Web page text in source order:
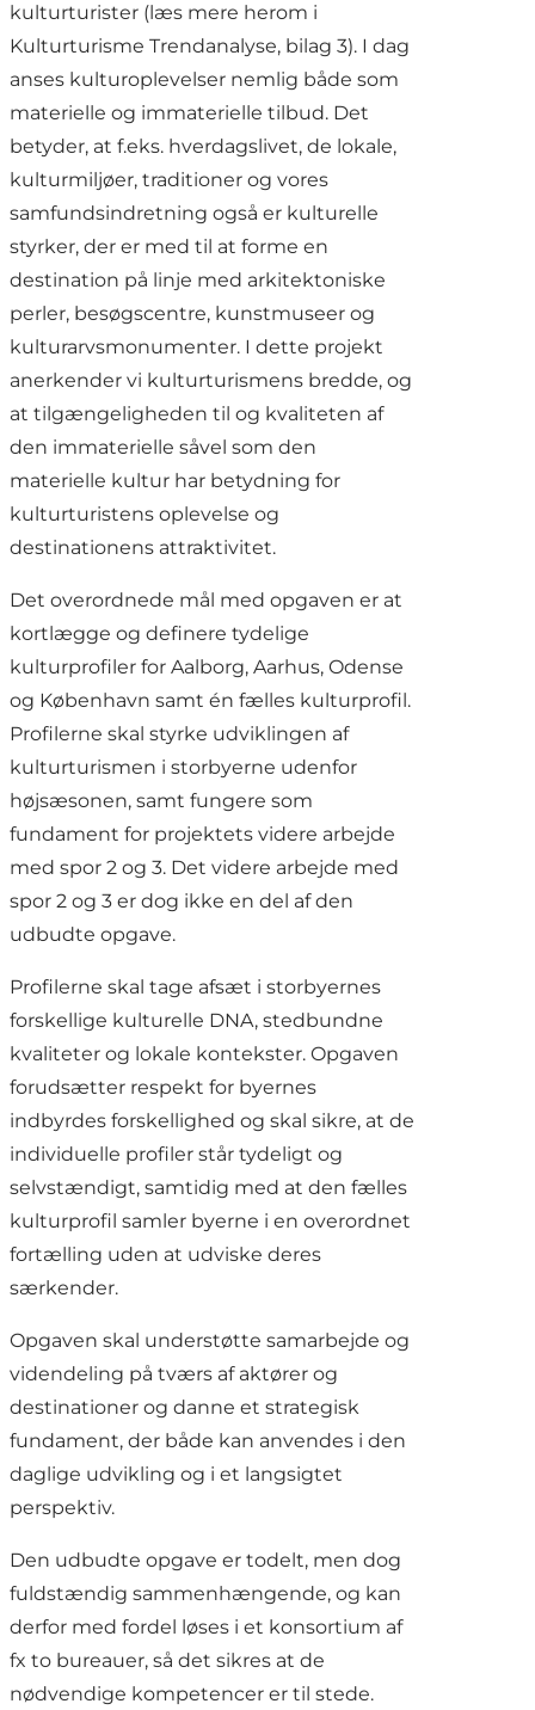
kulturturister (læs mere herom i
Kulturturisme Trendanalyse, bilag 3). I dag
anses kulturoplevelser nemlig både som
materielle og immaterielle tilbud. Det
betyder, at f.eks. hverdagslivet, de lokale,
kulturmiljøer, traditioner og vores
samfundsindretning også er kulturelle
styrker, der er med til at forme en
destination på linje med arkitektoniske
perler, besøgscentre, kunstmuseer og
kulturarvsmonumenter. I dette projekt
anerkender vi kulturturismens bredde, og
at tilgængeligheden til og kvaliteten af
den immaterielle såvel som den
materielle kultur har betydning for
kulturturistens oplevelse og
destinationens attraktivitet.
Det overordnede mål med opgaven er at
kortlægge og definere tydelige
kulturprofiler for Aalborg, Aarhus, Odense
og København samt én fælles kulturprofil.
Profilerne skal styrke udviklingen af
kulturturismen i storbyerne udenfor
højsæsonen, samt fungere som
fundament for projektets videre arbejde
med spor 2 og 3. Det videre arbejde med
spor 2 og 3 er dog ikke en del af den
udbudte opgave.
Profilerne skal tage afsæt i storbyernes
forskellige kulturelle DNA, stedbundne
kvaliteter og lokale kontekster. Opgaven
forudsætter respekt for byernes
indbyrdes forskellighed og skal sikre, at de
individuelle profiler står tydeligt og
selvstændigt, samtidig med at den fælles
kulturprofil samler byerne i en overordnet
fortælling uden at udviske deres
særkender.
Opgaven skal understøtte samarbejde og
videndeling på tværs af aktører og
destinationer og danne et strategisk
fundament, der både kan anvendes i den
daglige udvikling og i et langsigtet
perspektiv.
Den udbudte opgave er todelt, men dog
fuldstændig sammenhængende, og kan
derfor med fordel løses i et konsortium af
fx to bureauer, så det sikres at de
nødvendige kompetencer er til stede.